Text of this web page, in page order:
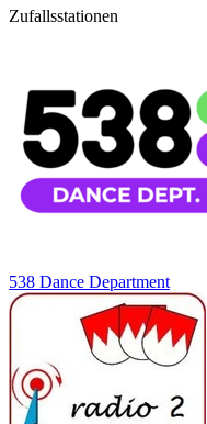
Zufallsstationen
538 Dance Department